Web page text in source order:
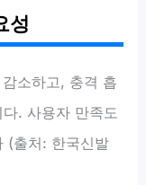
성
감소하고, 충격 흡
. 사용자 만족도
(출처: 한국신발